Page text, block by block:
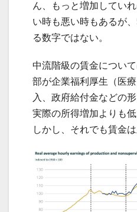
ん、もっと増加してい
い時も悪い時もあるが
る数字ではない。
中流階級の賃金につい
部が企業福利厚生（医
入、政府給付金などの
実際の所得増加よりも
しかし、それでも賃金は